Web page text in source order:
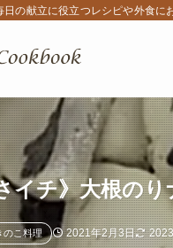
日の献立に役立つレシピや外食に
イチ》大根の
のこ料理 2021年2月3日